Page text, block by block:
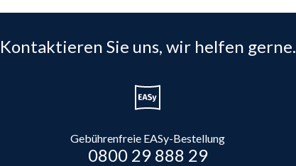
Kontaktieren Sie uns, wir helfen gerne.
Gebührenfreie EASy-Bestellung
0800 29 888 29